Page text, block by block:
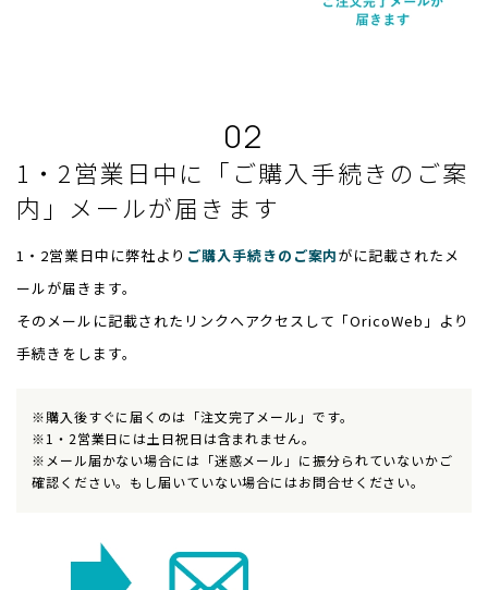
02
1・2営業日中に「ご購入手続きのご案
内」メールが届きます
1・2営業日中に弊社より ご購入手続きのご案内がに記載されたメ
ールが届きます。
そのメールに記載されたリンクへアクセスして「OricoWeb」より
手続きをします。
※購入後すぐに届くのは「注文完了メール」です。
※1・2営業日には土日祝日は含まれません。
※メール届かない場合には「迷惑メール」に振分られていないかご
確認ください。もし届いていない場合にはお問合せください。